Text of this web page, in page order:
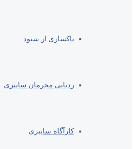
پاکسازی از شنود
ردیابی مجرمان سایبری
کارآگاه سایبری